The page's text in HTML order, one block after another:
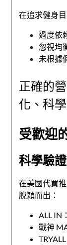
在追求健身
過度依
忽視均
未根據
正確的
化、科
受歡迎
科學驗
在美國代買
脫穎而出：
ALL IN
戰神